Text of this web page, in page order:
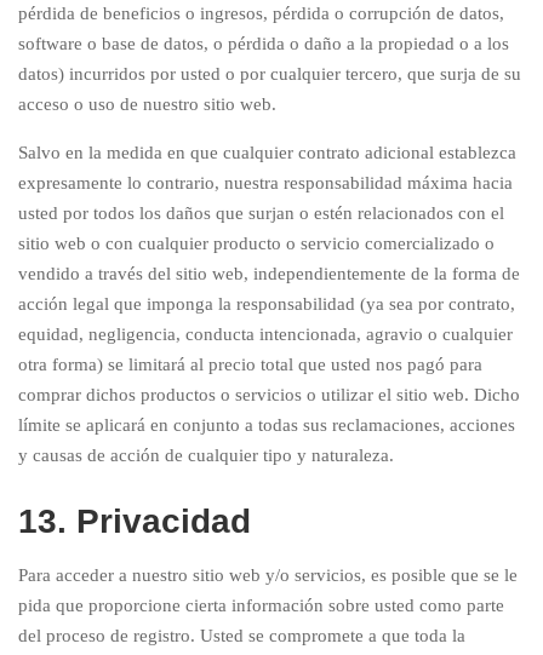
pérdida de beneficios o ingresos, pérdida o corrupción de datos,
software o base de datos, o pérdida o daño a la propiedad o a los
datos) incurridos por usted o por cualquier tercero, que surja de su
acceso o uso de nuestro sitio web.
Salvo en la medida en que cualquier contrato adicional establezca
expresamente lo contrario, nuestra responsabilidad máxima hacia
usted por todos los daños que surjan o estén relacionados con el
sitio web o con cualquier producto o servicio comercializado o
vendido a través del sitio web, independientemente de la forma de
acción legal que imponga la responsabilidad (ya sea por contrato,
equidad, negligencia, conducta intencionada, agravio o cualquier
otra forma) se limitará al precio total que usted nos pagó para
comprar dichos productos o servicios o utilizar el sitio web. Dicho
límite se aplicará en conjunto a todas sus reclamaciones, acciones
y causas de acción de cualquier tipo y naturaleza.
13. Privacidad
Para acceder a nuestro sitio web y/o servicios, es posible que se le
pida que proporcione cierta información sobre usted como parte
del proceso de registro. Usted se compromete a que toda la